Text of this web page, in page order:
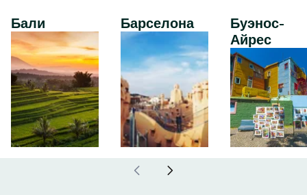
Бали Барселона
Буэнос-
Айрес